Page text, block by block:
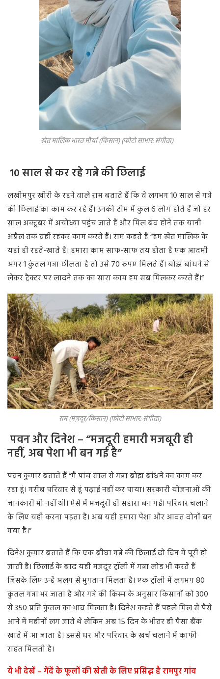
खेत मालिक भारत मौर्या (किसान) (फोटो साभार: संगीता)
10 साल से कर रहे गन्ने की छिलाई
लखीमपुर खीरी के रहने वाले राम बताते हैं कि वे लगभग 10 साल से गन्ने
की छिलाई का काम कर रहे हैं। उनकी टीम में कुल 6 लोग होते हैं जो हर
साल अक्टूबर में अयोध्या पहुंच जाते हैं और मिल बंद होने तक यानी
अप्रैल तक वहीं रहकर काम करते हैं। राम कहते हैं “हम खेत मालिक के
यहां ही रहते-खाते हैं। हमारा काम साफ-साफ तय होता है एक आदमी
अगर 1 कुंतल गन्ना छीलता है तो उसे 70 रुपए मिलते हैं। बोझ बांधने से
लेकर ट्रैक्टर पर लादने तक का सारा काम हम सब मिलकर करते हैं।”
राम (मज़दूर/किसान) (फोटो साभार: संगीता)
पवन और दिनेश – “मजदूरी हमारी मजबूरी ही
नहीं, अब पेशा भी बन गई है”
पवन कुमार बताते हैं “मैं पांच साल से गन्ना बोझ बांधने का काम कर
रहा हूं। गरीब परिवार से हूं पढ़ाई नहीं कर पाया। सरकारी योजनाओं की
जानकारी भी नहीं थी। ऐसे में मजदूरी ही सहारा बन गई। परिवार चलाने
के लिए यही करना पड़ता है। अब यही हमारा पेशा और आदत दोनों बन
गया है।”
दिनेश कुमार बताते हैं कि एक बीघा गन्ने की छिलाई दो दिन में पूरी हो
जाती है। छिलाई के बाद यही मजदूर ट्रॉली में गन्ना लोड भी करते हैं
जिसके लिए उन्हें अलग से भुगतान मिलता है। एक ट्रॉली में लगभग 80
कुंतल गन्ना भर जाता है और गन्ने की किस्म के अनुसार किसानों को 300
से 350 प्रति कुंतल का भाव मिलता है। दिनेश कहते हैं पहले मिल से पैसे
आने में महीनों लग जाते थे लेकिन अब 15 दिन के भीतर ही पैसा बैंक
खाते में आ जाता है। इससे घर और परिवार के खर्च चलाने में काफी
राहत मिलती है।
ये भी देखें – गेंदें के फूलों की खेती के लिए प्रसिद्ध है रामपुर गांव